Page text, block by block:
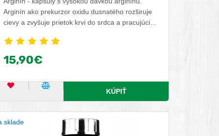
Arginín ako prekurzor oxidu dusnatého rozširuje
cievy a zvyšuje prietok krvi do srdca a pracujúcich
tela (ako je kyselina mliečna), čím odďaľuje
nástup únavy a vyčerpania. Zvýšený prísun
stavebných látok a dôležitých živín zabezpečuje
tréningu.
15,90€
OBĽÚBENÝ PRODUKTPOROVNAŤ PRODUKT
KÚPIŤ
sklade